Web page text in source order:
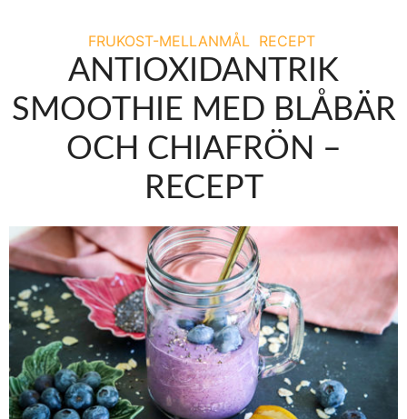
FRUKOST-MELLANMÅL RECEPT
ANTIOXIDANTRIK
SMOOTHIE MED BLÅBÄR
OCH CHIAFRÖN –
RECEPT